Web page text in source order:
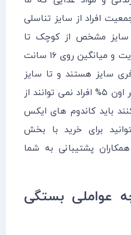
مصرف میکنیم ۹۵% جمعیت افراد از سایز تناسلی
مشخص از کوچک تا
بزرگترین سایز تا ۱۸ سانت نهایت و میانگین روی ۱۶ سانت
سایز هستند و تا سایز
۲۰ را ساپورت می کند و اما اگر اون ۵% افراد نمی توانند از
باید کاندوم های ایکس
برای خرید با بخش
پشتیبانی به شما
عواملی بستگی